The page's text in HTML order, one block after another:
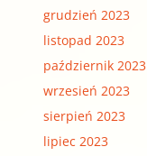
grudzień 2023
listopad 2023
październik 2023
wrzesień 2023
sierpień 2023
lipiec 2023